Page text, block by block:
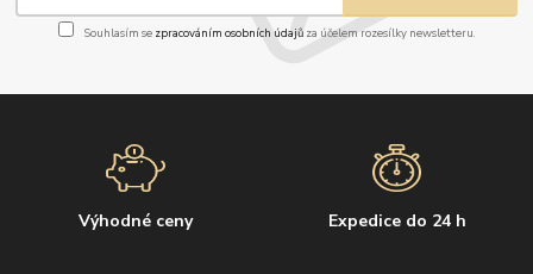
Souhlasím se zpracováním osobních údajůza účelem rozesílky newsletteru.
Výhodné ceny Expedice do 24 h